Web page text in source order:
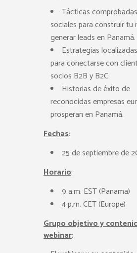
Tácticas
sociales para construir tu
generar leads en Panamá.
Estrategias
para conectarse con
socios B2B y B2C.
Historias de éxito de
reconocidas empresas
prosperan en Panamá.
Fechas:
25 de septiembre de
Horario:
9 a.m. EST (Panama)
4 p.m. CET (Europe)
Grupo objetivo y
webinar: